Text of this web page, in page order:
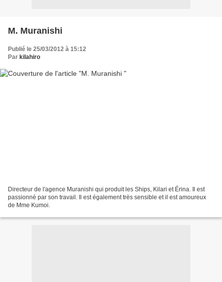
M. Muranishi
Publié le 25/03/2012 à 15:12
Par kilahiro
Directeur de l'agence Muranishi qui produit les Ships, Kilari et Érina. Il est
passionné par son travail. Il est également très sensible et il est amoureux
de Mme Kumoi.